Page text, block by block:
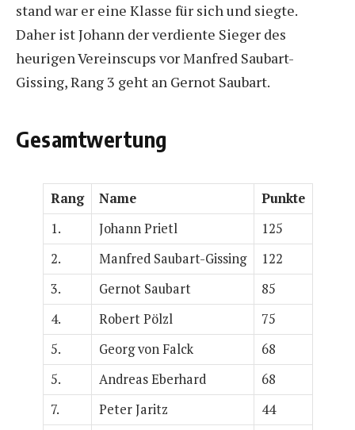
stand war er eine Klasse für sich und siegte.
Daher ist Johann der verdiente Sieger des
heurigen Vereinscups vor Manfred Saubart-
Gissing, Rang 3 geht an Gernot Saubart.
Gesamtwertung
Rang Name
Punkte
1.
Johann Prietl
125
2.
Manfred Saubart-Gissing
122
3.
Gernot Saubart
85
4.
Robert Pölzl
75
5.
Georg von Falck
68
5.
Andreas Eberhard
68
7.
Peter Jaritz
44